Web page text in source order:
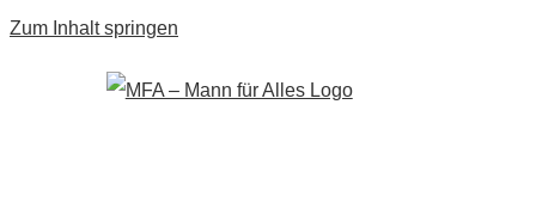
Zum Inhalt springen